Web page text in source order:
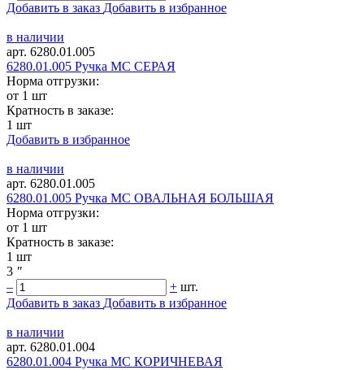
Добавить в заказ Добавить в избранное
в наличии
арт. 6280.01.005
6280.01.005 Ручка МС СЕРАЯ
Норма отгрузки:
от 1 шт
Кратность в заказе:
1 шт
Добавить в избранное
в наличии
арт. 6280.01.005
6280.01.005 Ручка МС ОВАЛЬНАЯ БОЛЬШАЯ
Норма отгрузки:
от 1 шт
Кратность в заказе:
1 шт
3 "
–
+ шт.
Добавить в заказ Добавить в избранное
в наличии
арт. 6280.01.004
6280.01.004 Ручка МС КОРИЧНЕВАЯ